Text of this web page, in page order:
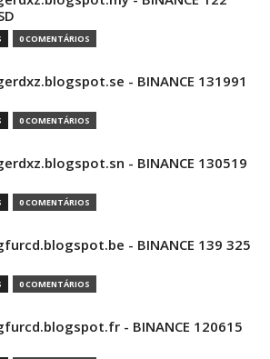
0 COMENTÁRIOS
- BINANCE 131991
0 COMENTÁRIOS
- BINANCE 130519
0 COMENTÁRIOS
- BINANCE 139 325
0 COMENTÁRIOS
- BINANCE 120615